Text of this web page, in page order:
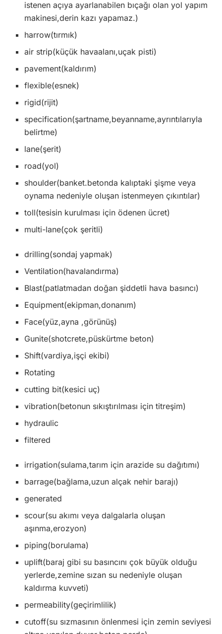
istenen açıya ayarlanabilen bıçağı olan yol yapım
makinesi,derin kazı yapamaz.)
harrow(tırmık)
air strip(küçük havaalanı,uçak pisti)
pavement(kaldırım)
flexible(esnek)
rigid(rijit)
specification(şartname,beyanname,ayrıntılarıyla
belirtme)
lane(şerit)
road(yol)
shoulder(banket.betonda kalıptaki şişme veya
oynama nedeniyle oluşan istenmeyen çıkıntılar)
toll(tesisin kurulması için ödenen ücret)
multi-lane(çok şeritli)
drilling(sondaj yapmak)
Ventila­tion(havalandırma)
Blast(patlatmadan doğan şiddetli hava basıncı)
Equipment(ekipman,donanım)
Face(yüz,ayna ,görünüş)
Gunite(shotcrete,püskürtme beton)
Shift(vardiya,işçi ekibi)
Rotating
cutting bit(kesici uç)
vibration(betonun sıkıştırılması için titreşim)
hydraulic
filtered
irrigation(sulama,tarım için arazide su dağıtımı)
barrage(bağlama,uzun alçak nehir barajı)
generated
scour(su akımı veya dalgalarla oluşan
aşınma,erozyon)
piping(borulama)
uplift(baraj gibi su basıncını çok büyük olduğu
yerlerde,zemine sızan su nedeniyle oluşan
kaldırma kuvveti)
permeability(geçirimlilik)
cutoff(su sızmasının önlenmesi için zemin seviyesi